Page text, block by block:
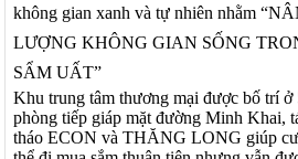
không gian xanh và tự nhiên nhằm
LƯỢNG KHÔNG GIAN SỐNG
SẨM UẤT”
Khu trung tâm thương mại được bố trí ở
phòng tiếp giáp mặt đường Minh Khai,
tháo ECON và THĂNG LONG giúp cư